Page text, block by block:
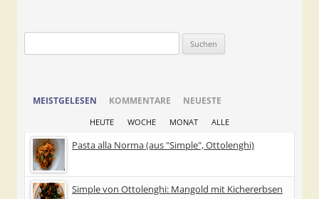
nach:
MEISTGELESEN KOMMENTARE NEUESTE
HEUTE WOCHE MONAT ALLE
Pasta alla Norma (aus "Simple", Ottolenghi)
Simple von Ottolenghi: Mangold mit Kichererbsen